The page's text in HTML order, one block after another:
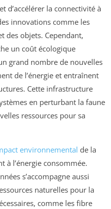
d’accélérer la connectivité à
innovations comme les
des objets. Cependant,
un coût écologique
grand nombre de nouvelles
de l’énergie et entraînent
Cette infrastructure
en perturbant la faune
ressources pour sa
environnemental de la
à l’énergie consommée.
s’accompagne aussi
naturelles pour la
comme les fibre